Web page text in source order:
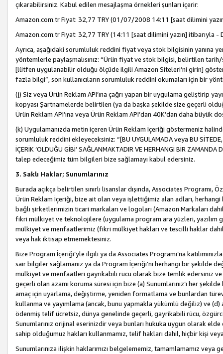
çıkarabilirsiniz. Kabul edilen mesajlaşma örnekleri şunları içerir:
Amazon.com.tr Fiyat: 32,77 TRY (01/07/2008 14:11 [saat dilimini
Amazon.com.tr Fiyat: 32,77 TRY (14:11 [saat dilimini yazın] itibarıyla -
Ayrıca, aşağıdaki sorumluluk reddini fiyat veya stok bilgisinin yanına
yöntemlerle paylaşmalısınız: “Ürün fiyat ve stok bilgisi, belirtilen
[lütfen uygulanabilir olduğu ölçüde ilgili Amazon Siteleri’ni girin]
fazla bilgi”, son kullanıcıların sorumluluk reddini okumaları için bir
(j) Siz veya Ürün Reklam API’ına çağrı yapan bir uygulama geliştirip
kopyası Şartnamelerde belirtilen (ya da başka şekilde size geçerli
Ürün Reklam API’ına veya Ürün Reklam API’dan 40K’dan daha büyük
(k) Uygulamanızda metin içeren Ürün Reklam İçeriği göstermeniz
sorumluluk reddini ekleyeceksiniz: “[BU UYGULAMADA veya BU SİTEDE,
İÇERİK ‘OLDUĞU GİBİ’ SAĞLANMAKTADIR VE HERHANGİ BİR
talep edeceğimiz tüm bilgileri bize sağlamayı kabul edersiniz.
3. Saklı Haklar; Sunumlarınız
Burada açıkça belirtilen sınırlı lisanslar dışında, Associates Programı,
Ürün Reklam İçeriği, bize ait olan veya işlettiğimiz alan adları,
bağlı şirketlerimizin ticari markaları ve logoları (Amazon Markaları
fikri mülkiyet ve teknolojilere (uygulama program ara yüzleri,
mülkiyet ve menfaatlerimiz (fikri mülkiyet hakları ve tescilli haklar
veya hak iktisap etmemektesiniz.
Bize Program İçeriği’yle ilgili ya da Associates Programı’na
sair bilgiler sağlamanız ya da Program İçeriği’ni herhangi bir şekilde
mülkiyet ve menfaatleri gayrikabili rücu olarak bize temlik edersiniz ve
geçerli olan azami koruma süresi için bize (a) Sunumlarınız’ı her
amaç için uyarlama, değiştirme, yeniden formatlama ve bunlardan türev
kullanma ve yayımlama (ancak, bunu yapmakla yükümlü değiliz) ve
ödenmiş telif ücretsiz, dünya genelinde geçerli, gayrikabili rücu,
Sunumlarınız orijinal eserinizdir veya bunları hukuka uygun olarak
sahip olduğumuz hakları kullanmamız, telif hakları dahil, hiçbir kişi
Sunumlarınıza ilişkin haklarımızı belgelememiz, tamamlamamız